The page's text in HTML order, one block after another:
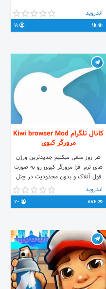
اندروید
1k
کانال تلگرام Kiwi browser Mod
مرورگر کیوی
هر روز سعی میکنیم جدیدترین ورژن
های نرم افزا مرورگر کیوی رو به صورت
فول آنلاک و بدون محدودیت در چنل
قرار بدیم.
اندروید